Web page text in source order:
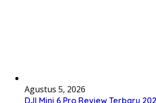
Agustus 5, 2026
DJI Mini 6 Pro Review Terbaru